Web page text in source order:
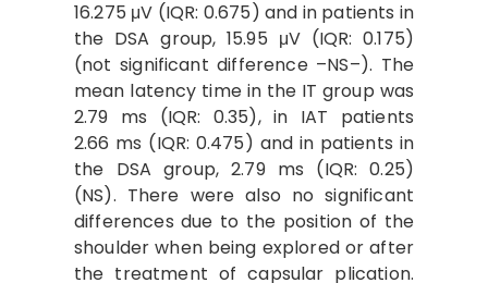
16.275 μV (IQR: 0.675) and in patients in
the DSA group, 15.95 μV (IQR: 0.175)
(not significant difference –NS–). The
mean latency time in the IT group was
2.79 ms (IQR: 0.35), in IAT patients
2.66 ms (IQR: 0.475) and in patients in
the DSA group, 2.79 ms (IQR: 0.25)
(NS). There were also no significant
differences due to the position of the
shoulder when being explored or after
the treatment of capsular plication.